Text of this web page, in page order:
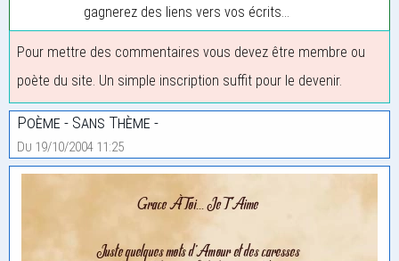
gagnerez des liens vers vos écrits...
Pour mettre des commentaires vous devez être membre ou
poète du site. Un simple inscription suffit pour le devenir.
Poème - Sans Thème -
Du 19/10/2004 11:25